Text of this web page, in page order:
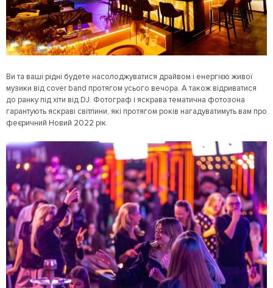
Ви та ваші рідні будете насолоджуватися драйвом і енергією живої
музики від cover band протягом усього вечора. А також відриватися
до ранку під хіти від DJ. Фотограф і яскрава тематична фотозона
гарантують яскраві світлини, які протягом років нагадуватимуть вам про
феєричний Новий 2022 рік.